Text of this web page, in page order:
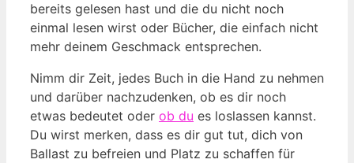
bereits gelesen hast und die du nicht noch
einmal lesen wirst oder Bücher, die einfach nicht
mehr deinem Geschmack entsprechen.
Nimm dir Zeit, jedes Buch in die Hand zu nehmen
und darüber nachzudenken, ob es dir noch
etwas bedeutet oder ob du es loslassen kannst.
Du wirst merken, dass es dir gut tut, dich von
Ballast zu befreien und Platz zu schaffen für